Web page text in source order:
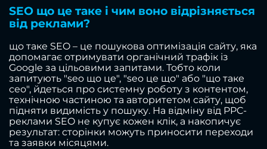
SEO що це таке і чим воно відрізняється
від реклами?
що таке SEO – це пошукова оптимізація сайту, яка
допомагає отримувати органічний трафік із
Google за цільовими запитами. Тобто коли
запитують "seo що це", "seo це що" або "що таке
сео", йдеться про системну роботу з контентом,
технічною частиною та авторитетом сайту, щоб
підняти видимість у пошуку. На відміну від PPC-
реклами SEO не купує кожен клік, а накопичує
результат: сторінки можуть приносити переходи
та заявки місяцями.